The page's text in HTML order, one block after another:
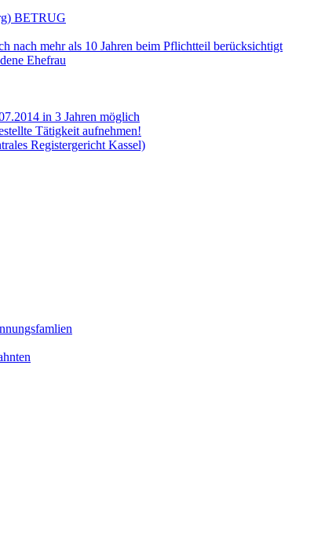
BETRUG
nach mehr als 10 Jahren beim Pflichtteil berücksichtigt
Ehefrau
in 3 Jahren möglich
Tätigkeit aufnehmen!
Registergericht Kassel)